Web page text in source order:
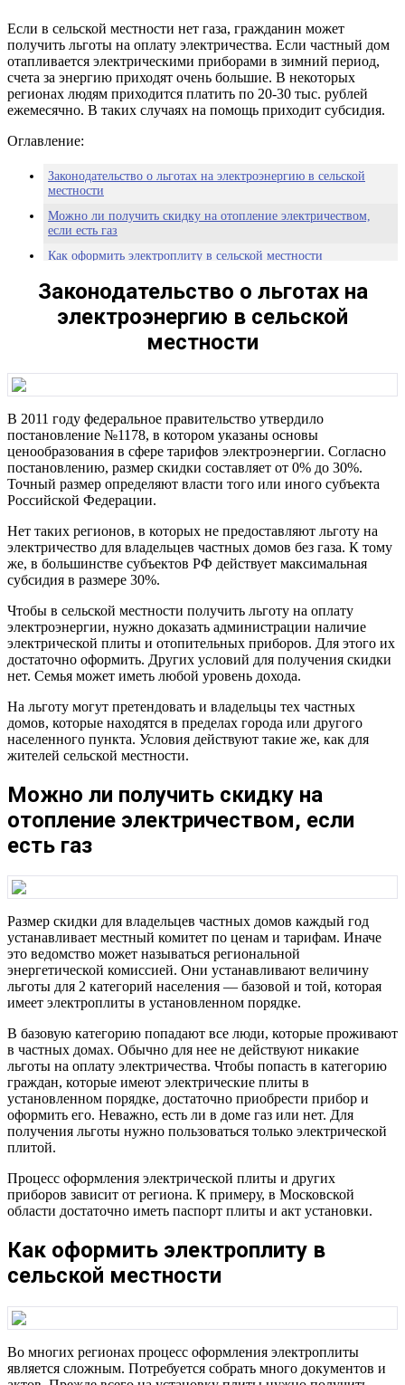
Если в сельской местности нет газа, гражданин может
получить льготы на оплату электричества. Если частный дом
отапливается электрическими приборами в зимний период,
счета за энергию приходят очень большие. В некоторых
регионах людям приходится платить по 20-30 тыс. рублей
ежемесячно. В таких случаях на помощь приходит субсидия.
Оглавление:
Законодательство о льготах на электроэнергию в сельской
местности
Можно ли получить скидку на отопление электричеством,
если есть газ
Как оформить электроплиту в сельской местности
Законодательство о льготах на
электроэнергию в сельской
местности
В 2011 году федеральное правительство утвердило
постановление №1178, в котором указаны основы
ценообразования в сфере тарифов электроэнергии. Согласно
постановлению, размер скидки составляет от 0% до 30%.
Точный размер определяют власти того или иного субъекта
Российской Федерации.
Нет таких регионов, в которых не предоставляют льготу на
электричество для владельцев частных домов без газа. К тому
же, в большинстве субъектов РФ действует максимальная
субсидия в размере 30%.
Чтобы в сельской местности получить льготу на оплату
электроэнергии, нужно доказать администрации наличие
электрической плиты и отопительных приборов. Для этого их
достаточно оформить. Других условий для получения скидки
нет. Семья может иметь любой уровень дохода.
На льготу могут претендовать и владельцы тех частных
домов, которые находятся в пределах города или другого
населенного пункта. Условия действуют такие же, как для
жителей сельской местности.
Можно ли получить скидку на
отопление электричеством, если
есть газ
Размер скидки для владельцев частных домов каждый год
устанавливает местный комитет по ценам и тарифам. Иначе
это ведомство может называться региональной
энергетической комиссией. Они устанавливают величину
льготы для 2 категорий населения — базовой и той, которая
имеет электроплиты в установленном порядке.
В базовую категорию попадают все люди, которые проживают
в частных домах. Обычно для нее не действуют никакие
льготы на оплату электричества. Чтобы попасть в категорию
граждан, которые имеют электрические плиты в
установленном порядке, достаточно приобрести прибор и
оформить его. Неважно, есть ли в доме газ или нет. Для
получения льготы нужно пользоваться только электрической
плитой.
Процесс оформления электрической плиты и других
приборов зависит от региона. К примеру, в Московской
области достаточно иметь паспорт плиты и акт установки.
Как оформить электроплиту в
сельской местности
Во многих регионах процесс оформления электроплиты
является сложным. Потребуется собрать много документов и